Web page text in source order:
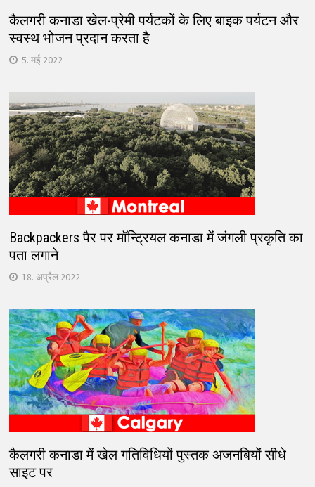
कैलगरी कनाडा खेल-प्रेमी पर्यटकों के लिए बाइक पर्यटन और
स्वस्थ भोजन प्रदान करता है
5. मई 2022
Backpackers पैर पर मॉन्ट्रियल कनाडा में जंगली प्रकृति का
पता लगाने
18. अप्रैल 2022
कैलगरी कनाडा में खेल गतिविधियों पुस्तक अजनबियों सीधे
साइट पर